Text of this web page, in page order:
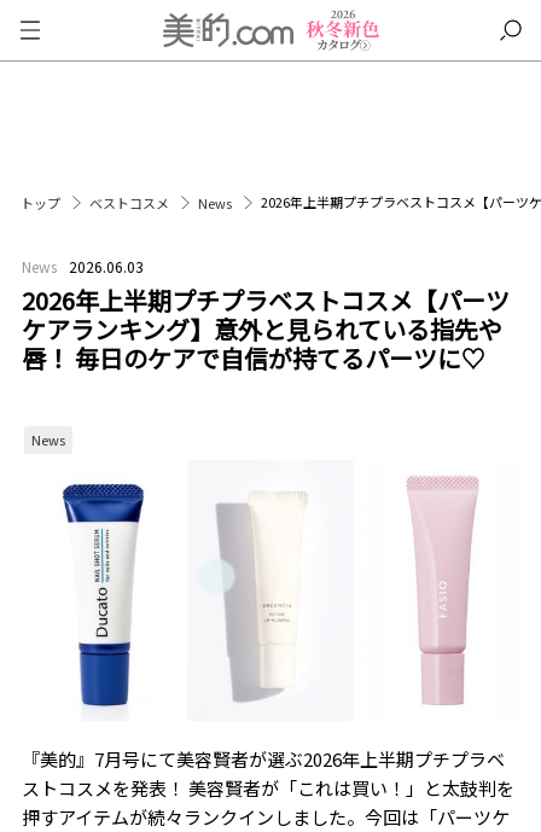
トップ ベストコスメ News 2026年上半期プチプラベストコスメ【パーツ
News 2026.06.03
2026年上半期プチプラベストコスメ【パーツ
ケアランキング】意外と見られている指先や
唇！ 毎日のケアで自信が持てるパーツに♡
News
『美的』7月号にて美容賢者が選ぶ2026年上半期プチプラベ
ストコスメを発表！ 美容賢者が「これは買い！」と太鼓判を
押すアイテムが続々ランクインしました。今回は「パーツケ